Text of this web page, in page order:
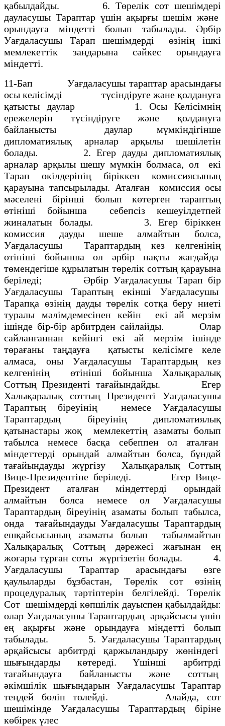
қабылдайды. 6. Төрелiк сот шешiмдерi
дауласушы Тараптар үшiн ақырғы шешiм және
орындауға мiндеттi болып табылады. Әрбiр
Уағдаласушы Тарап шешiмдердi өзiнiң iшкi
мемлекеттiк заңдарына сәйкес орындауға
мiндеттi.
11-Бап Уағдаласушы тараптар арасындағы
осы келісімді түсіндіруге және қолдануға
қатысты даулар 1. Осы Келiсiмнiң
ережелерiн түсiндiруге және қолдануға
байланысты даулар мүмкiндiгiнше
дипломатиялық арналар арқылы шешiлетiн
болады. 2. Егер дауды дипломатиялық
арналар арқылы шешу мүмкiн болмаса, ол екi
Тарап өкiлдерiнiң бiрiккен комиссиясының
қарауына тапсырылады. Аталған комиссия осы
мәселенi бiрiншi болып көтерген тараптың
өтiнiшi бойынша себепсiз кешеуiлдетпей
жиналатын болады. 3. Егер бiрiккен
комиссия дауды шеше алмайтын болса,
Уағдаласушы Тараптардың кез келгенiнiң
өтiнiшi бойынша ол әрбiр нақты жағдайда
төмендегiше құрылатын төрелiк соттың қарауына
берiледi; Әрбiр Уағдаласушы Тарап бiр
Уағдаласушы Тараптың екiншi Уағдаласушы
Тарапқа өзiнiң дауды төрелiк сотқа беру ниетi
туралы мәлiмдемесiнен кейiн екi ай мерзiм
iшiнде бiр-бiр арбитрден сайлайды. Олар
сайланғаннан кейiнгi екi ай мерзiм iшiнде
төрағаны таңдауға қатысты келiсiмге келе
алмаса, оны Уағдаласушы Тараптардың кез
келгенiнiң өтiнiшi бойынша Халықаралық
Соттың Президентi тағайындайды. Егер
Халықаралық соттың Президентi Уағдаласушы
Тараптың бiреуiнiң немесе Уағдаласушы
Тараптардың бiреуiнiң дипломатиялық
қатынастары жоқ мемлекеттiң азаматы болып
табылса немесе басқа себеппен ол аталған
мiндеттердi орындай алмайтын болса, бұндай
тағайындауды жүргiзу Халықаралық Соттың
Вице-Президентiне берiледi. Егер Вице-
Президент аталған мiндеттердi орындай
алмайтын болса немесе ол Уағдаласушы
Тараптардың бiреуiнiң азаматы болып табылса,
онда тағайындауды Уағдаласушы Тараптардың
ешқайсысының азаматы болып табылмайтын
Халықаралық Соттың дәрежесi жағынан ең
жоғары тұрған соты жүргiзетiн болады. 4.
Уағдаласушы Тараптар арасындағы өзге
қаулыларды бұзбастан, Төрелiк сот өзiнiң
процедуралық тәртiптерiн белгiлейдi. Төрелiк
Сот шешiмдердi көпшiлiк дауыспен қабылдайды:
олар Уағдаласушы Тараптардың әрқайсысы үшiн
ең ақырғы және орындауға мiндеттi болып
табылады. 5. Уағдаласушы Тараптардың
әрқайсысы арбитрдi қаржыландыру жөнiндегi
шығындарды көтередi. Yшiншi арбитрдi
тағайындауға байланысты және соттың
әкiмшiлiк шығындарын Уағдаласушы Тараптар
теңдей бөлiп төлейдi. Алайда, сот
шешiмiнде Уағдаласушы Тараптардың бiрiне
көбiрек үлес